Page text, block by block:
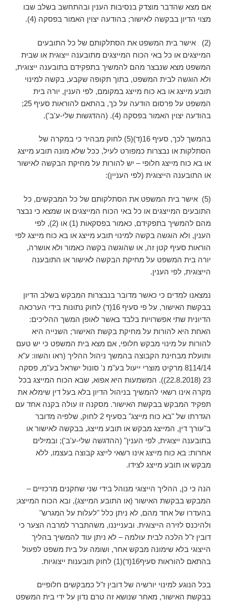
אם מצא שהדבר מוצדק בנסיבות הענין ובהתחשב בשלב שבו
מצוי הדיון בבקשה לאישור; בהודעה יצוין האמור בפסקה (4).
(2) אישר בית המשפט את הסתלקותם של כל התובעים
המייצגים או כל באי הכוח המייצגים מתובענה ייצוגית או שבית
המשפט מצא שנבצר מהם להמשיך בתפקידם בתובענה ייצוגית,
ולא הוגשה לבית המשפט, בתוך תקופה שקבע, בקשה למינוי
תובע מייצג או בא כוח מייצג במקומם, לפי הענין, יורה בית
המשפט על פרסום הודעה על כך, בהתאם להוראות סעיף 25;
בהודעה יצוין האמור בפסקה (4). (ההדגשות שלי-ע'ב').
בהמשך לכך, סעיף 16(ד)(5) לחוק מבהיר כי במקרה של
הסתלקות או נבצרות כמפורט לעיל, ככל שלא מונה תובע מייצג
או בא כוח מייצג חלופי – יש להורות על מחיקת הבקשה לאישור
או התובענה הייצוגית (לפי העניין):
(5) אישר בית המשפט את הסתלקותם של כל המבקשים, כל
התובעים המייצגים או כל באי הכוח המייצגים או שמצא כי נבצר
מהם להמשיך בתפקידם, כאמור בפסקאות (1) או (2), לפי
הענין, ולא הוגשה בקשה למינוי תובע מייצג או בא כוח מייצג לפי
הוראות סעיף קטן זה, או שהוגשה בקשה כאמור ולא אושרה,
יורה בית המשפט על מחיקת הבקשה לאישור או התובענה
הייצוגית, לפי הענין.
נמצאנו למדים כי כאשר מדובר בנבצרות המבקש בשלב הדיון
בבקשת האישור, על פי סעיף 16(ד) לחוק נתונות בידי הערכאה
הדיונית שתי אפשרויות בלבד באשר לאופן המשך ההליכים:
האחת היא להורות על מחיקת בקשת האישור; השנייה היא
להורות על מינוי מבקש חלופי, אם מצא בית המשפט כי יש טעם
ותועלת מבחינת הקבוצה בהמשך ניהול ההליך (ראו והשוו: ע"א
8114/14 מרקיט מוצרי ייעול בע"מ נ' סונול ישראל בע"מ, פסקה
23 (22.8.2018)). המשמעות היא אפוא, שבא הכוח המייצג בכל
מקרה אינו רשאי להמשיך בניהול הדיון בלא בעל דין שימלא את
תפקיד המבקש בבקשת האישור. מסקנה זו עולה בקנה אחד עם
הגדרתו של "בא כוח מייצג" בסעיף 2 לחוק, שלפיה מדובר
ב"עורך דין, המייצג מבקש או תובע מייצג, בבקשה לאישור או
בתובענה ייצוגית, לפי הענין" (ההדגשה שלי-ע'ב'); ובמילים
אחרות: בא כוח מייצג אינו רשאי לייצג קבוצה בעצמו, ללא
מבקש או תובע מייצג לצידו.
הנה כי כן, ההליך הייצוגי מנוהל בידי שני שחקנים מרכזיים –
המבקש בבקשת האישור (או התובע המייצג), ובא הכוח המייצג;
בהעדרו של אחד מהם, לא ניתן כלל "לעלות על המגרש"
ולהיכנס לזירה הייצוגית. ובענייננו, משהתברר למרבה הצער כי
דובין ז"ל הלכה לבית עולמה – לא ניתן עוד להמשיך בהליך
הייצוגי בלא שימונה מבקש אחר, ושומה על בית משפט לפעול
בהתאם להוראות סעיף16(ד)(1) לחוק תובענות ייצוגיות.
בכל הנוגע למינוי יורשיה של דובין ז"ל כמבקשים חלופיים
בבקשת האישור, מאחר שנושא זה טרם נדון על ידי בית המשפט